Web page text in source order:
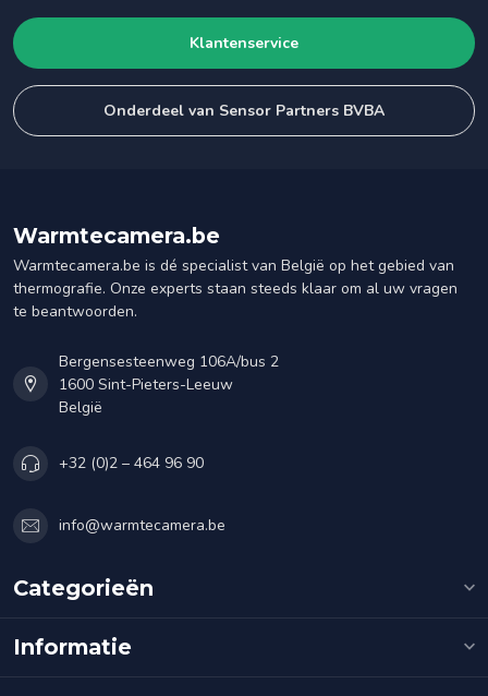
Klantenservice
Onderdeel van Sensor Partners BVBA
Warmtecamera.be
Warmtecamera.be is dé specialist van België op het gebied van
thermografie. Onze experts staan steeds klaar om al uw vragen
te beantwoorden.
Bergensesteenweg 106A/bus 2
1600 Sint-Pieters-Leeuw
België
+32 (0)2 – 464 96 90
info@warmtecamera.be
Categorieën
Informatie